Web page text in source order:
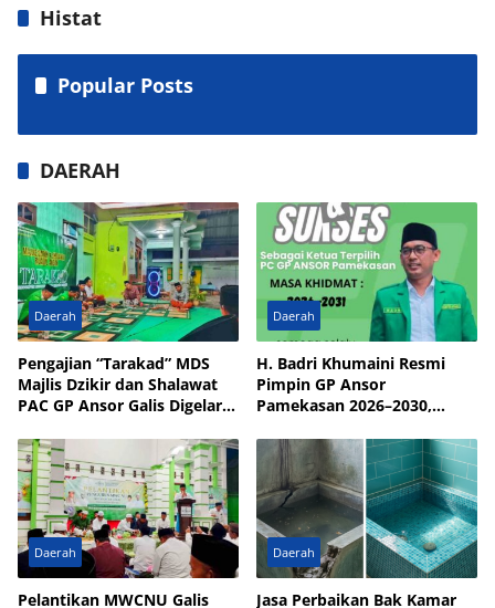
Histat
Popular Posts
DAERAH
Daerah
Pengajian “Tarakad” MDS
Majlis Dzikir dan Shalawat
PAC GP Ansor Galis Digelar
Bulay
Daerah
H. Badri Khumaini Resmi
Pimpin GP Ansor
Pamekasan 2026–2030,
Daerah
Pelantikan MWCNU Galis
Daerah
Jasa Perbaikan Bak Kamar